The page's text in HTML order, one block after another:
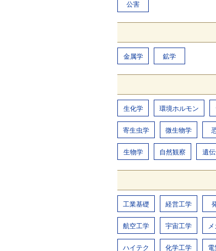
公害
金属学 鉱学
生化学 環境ホルモン
寄生虫学 微生物学
生物学 自然観察 遺
工業基礎 経営工学
航空工学 宇宙工学
ハイテク 化学工学